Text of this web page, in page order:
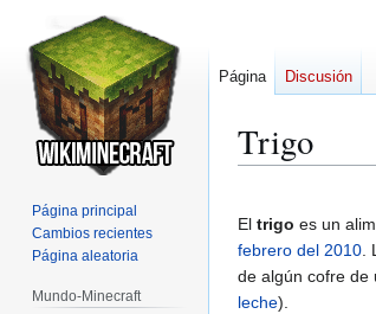
Trigo
a
la
navegación
a
la
búsqueda
El trigo es un
febrero del 2010.
de algún cofre de
leche).
Página Discusión
Página principal
Cambios recientes
Página aleatoria
Mundo-Minecraft